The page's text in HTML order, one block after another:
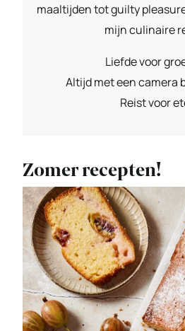
maaltijden tot guilty
mijn culinaire
Liefde voor
Altijd met een camera
Reist voor
Zomer recepten!